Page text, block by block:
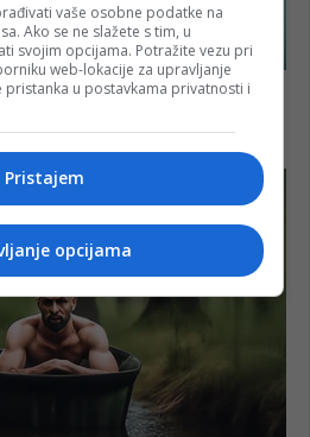
vaše osobne podatke na
Ako se ne slažete s tim, u
svojim opcijama. Potražite vezu pri
web-lokacije za upravljanje
u postavkama privatnosti i
Pristajem
opcijama